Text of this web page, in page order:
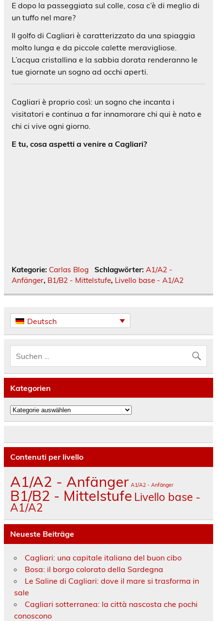
E dopo la passeggiata sul colle, cosa c’è di meglio di
un tuffo nel mare?
Il golfo di Cagliari è caratterizzato da una spiaggia
molto lunga e da piccole calette meravigliose.
L’acqua cristallina e la sabbia dorata renderanno le
tue giornate un sogno ad occhi aperti.
Cagliari è proprio così: un sogno che incanta i
visitatori e continua a far innamorare chi qui è nato e
chi ci vive ogni giorno.
E tu, cosa aspetti a venire a Cagliari?
Kategorie: Carlas Blog Schlagwörter: A1/A2 -
Anfänger, B1/B2 - Mittelstufe, Livello base - A1/A2
Deutsch
Kategorien
Kategorien
Contenuti per livello
A1/A2 - Anfänger A1/A2 - Anfänger
B1/B2 - Mittelstufe Livello base -
A1/A2
Neueste Beiträge
Cagliari: una capitale italiana del buon cibo
Bosa: il borgo colorato della Sardegna
Le Saline di Cagliari: dove il mare si trasforma in
sale
Cagliari sotterranea: la città nascosta che pochi
conoscono